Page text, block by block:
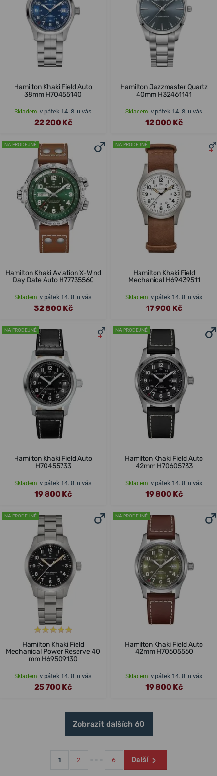
Hamilton Khaki Field Auto
38mm H70455140
Skladem v pátek 14. 8. u vás
22 200 Kč
Hamilton Jazzmaster Quartz
40mm H32461141
Skladem v pátek 14. 8. u vás
12 000 Kč
NA PRODEJNĚ
Hamilton Khaki Aviation X-Wind
Day Date Auto H77735560
Skladem v pátek 14. 8. u vás
32 800 Kč
NA PRODEJNĚ
Hamilton Khaki Field
Mechanical H69439511
Skladem v pátek 14. 8. u vás
17 900 Kč
NA PRODEJNĚ
Hamilton Khaki Field Auto
H70455733
Skladem v pátek 14. 8. u vás
19 800 Kč
NA PRODEJNĚ
Hamilton Khaki Field Auto
42mm H70605733
Skladem v pátek 14. 8. u vás
19 800 Kč
NA PRODEJNĚ
Hamilton Khaki Field
Mechanical Power Reserve 40
mm H69509130
Skladem v pátek 14. 8. u vás
25 700 Kč
NA PRODEJNĚ
Hamilton Khaki Field Auto
42mm H70605560
Skladem v pátek 14. 8. u vás
19 800 Kč
Zobrazit dalších 60
1 2 6 Další